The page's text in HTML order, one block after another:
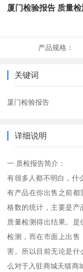
厦门检验报告 质量
产品规格：
关键词
厦门检验报告
详细说明
一.质检报告简介：
有很多人都不明白，什
有产品在你出售之前都
格数的统计，主要是产
质量检测得出结果。是
检测，而在市面上出售
害。所以目前无论是什
么对于入驻商城天猫商